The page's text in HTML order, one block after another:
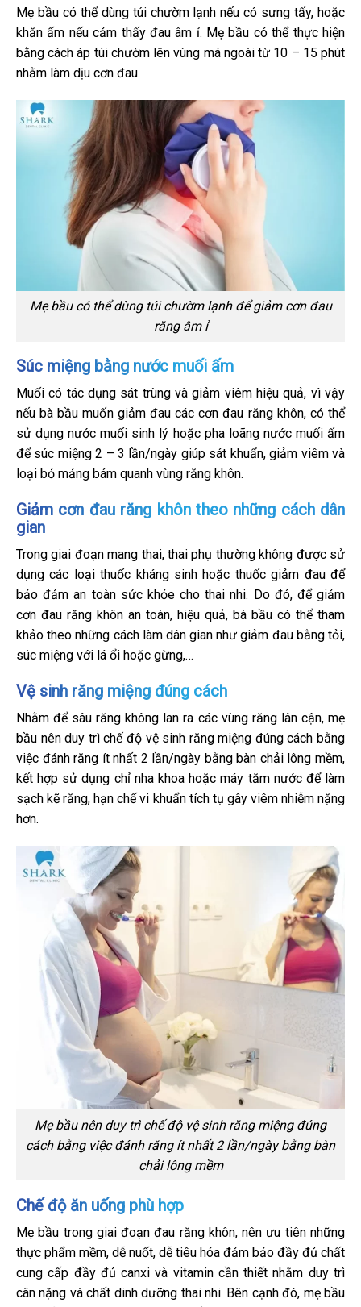
Mẹ bầu có thể dùng túi chườm lạnh nếu có sưng tấy, hoặc
khăn ấm nếu cảm thấy đau âm ỉ. Mẹ bầu có thể thực hiện
bằng cách áp túi chườm lên vùng má ngoài từ 10 – 15 phút
nhằm làm dịu cơn đau.
Mẹ bầu có thể dùng túi chườm lạnh để giảm cơn đau
răng âm ỉ
Súc miệng bằng nước muối ấm
Muối có tác dụng sát trùng và giảm viêm hiệu quả, vì vậy
nếu bà bầu muốn giảm đau các cơn đau răng khôn, có thể
sử dụng nước muối sinh lý hoặc pha loãng nước muối ấm
để súc miệng 2 – 3 lần/ngày giúp sát khuẩn, giảm viêm và
loại bỏ mảng bám quanh vùng răng khôn.
Giảm cơn đau răng khôn theo những cách dân
gian
Trong giai đoạn mang thai, thai phụ thường không được sử
dụng các loại thuốc kháng sinh hoặc thuốc giảm đau để
bảo đảm an toàn sức khỏe cho thai nhi. Do đó, để giảm
cơn đau răng khôn an toàn, hiệu quả, bà bầu có thể tham
khảo theo những cách làm dân gian như giảm đau bằng tỏi,
súc miệng với lá ổi hoặc gừng,…
Vệ sinh răng miệng đúng cách
Nhằm để sâu răng không lan ra các vùng răng lân cận, mẹ
bầu nên duy trì chế độ vệ sinh răng miệng đúng cách bằng
việc đánh răng ít nhất 2 lần/ngày bằng bàn chải lông mềm,
kết hợp sử dụng chỉ nha khoa hoặc máy tăm nước để làm
sạch kẽ răng, hạn chế vi khuẩn tích tụ gây viêm nhiễm nặng
hơn.
Mẹ bầu nên duy trì chế độ vệ sinh răng miệng đúng
cách bằng việc đánh răng ít nhất 2 lần/ngày bằng bàn
chải lông mềm
Chế độ ăn uống phù hợp
Mẹ bầu trong giai đoạn đau răng khôn, nên ưu tiên những
thực phẩm mềm, dễ nuốt, dễ tiêu hóa đảm bảo đầy đủ chất
cung cấp đầy đủ canxi và vitamin cần thiết nhằm duy trì
cân nặng và chất dinh dưỡng thai nhi. Bên cạnh đó, mẹ bầu